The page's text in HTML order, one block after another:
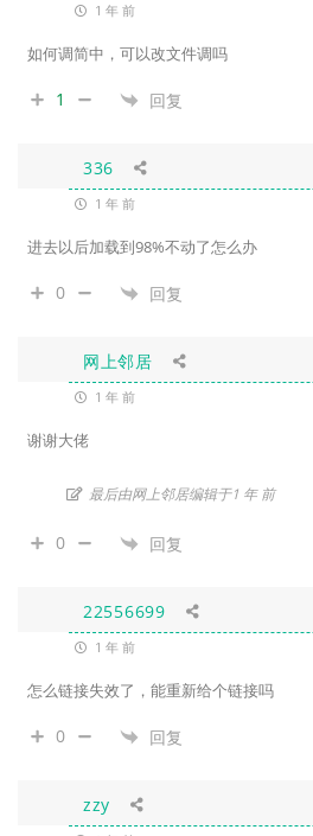
1 年 前
如何调简中，可以改文件调吗
1 回复
336
1 年 前
进去以后加载到98%不动了怎么办
0 回复
网上邻居
1 年 前
谢谢大佬
最后由网上邻居编辑于1 年 前
0 回复
22556699
1 年 前
怎么链接失效了，能重新给个链接吗
0 回复
zzy